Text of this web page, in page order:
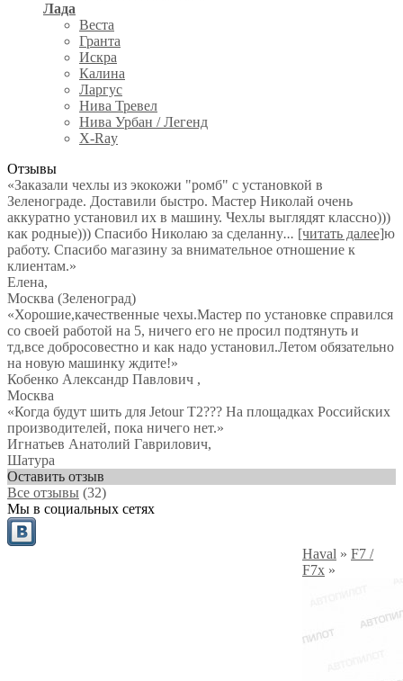
Лада
Веста
Гранта
Искра
Калина
Ларгус
Нива Тревел
Нива Урбан / Легенд
X-Ray
Отзывы
«Заказали чехлы из экокожи "ромб" с установкой в
Зеленограде. Доставили быстро. Мастер Николай очень
аккуратно установил их в машину. Чехлы выглядят классно)))
как родные))) Спасибо Николаю за сделанну... [читать далее]ю
работу. Спасибо магазину за внимательное отношение к
клиентам.»
Елена,
Москва (Зеленоград)
«Хорошие,качественные чехы.Мастер по установке справился
со своей работой на 5, ничего его не просил подтянуть и
тд,все добросовестно и как надо установил.Летом обязательно
на новую машинку ждите!»
Кобенко Александр Павлович ,
Москва
«Когда будут шить для Jetour T2??? На площадках Российских
производителей, пока ничего нет.»
Игнатьев Анатолий Гаврилович,
Шатура
Оставить отзыв
Все отзывы (32)
Мы в социальных сетях
Haval » F7 /
F7x »